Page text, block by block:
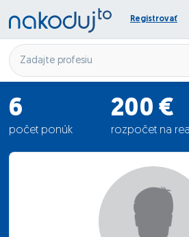
Registrovať
6
počet ponúk
200 €
rozpočet na
591.67 €